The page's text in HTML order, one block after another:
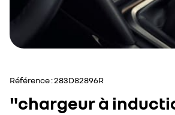
Référence :283D82896R
"chargeur à